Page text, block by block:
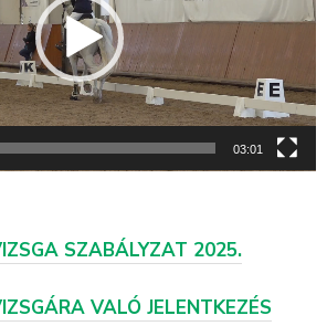
03:01
SZABÁLYZAT 2025.
VALÓ JELENTKEZÉS